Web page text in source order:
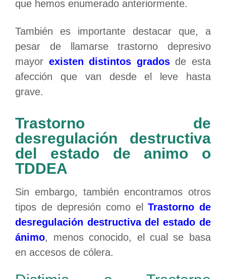
que hemos enumerado anteriormente.
También es importante destacar que, a
pesar de llamarse trastorno depresivo
mayor existen distintos gradosde esta
afección que van desde el leve hasta
grave.
Trastorno de
desregulación destructiva
del estado de animo o
TDDEA
Sin embargo, también encontramos otros
tipos de depresión como elTrastorno de
desregulación destructiva del estado de
ánimo, menos conocido, el cual se basa
en accesos de cólera.